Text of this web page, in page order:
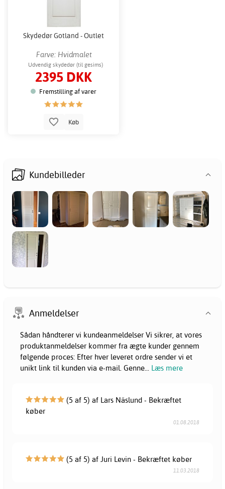
Skydedør Gotland - Outlet
Farve: Hvidmalet
Udvendig skydedør (til gesims)
2395 DKK
Fremstilling af varer
Køb
Kundebilleder
Anmeldelser
Sådan håndterer vi kundeanmeldelser Vi sikrer, at vores
produktanmeldelser kommer fra ægte kunder gennem
følgende proces: Efter hver leveret ordre sender vi et
unikt link til kunden via e-mail. Genne... Læs mere
(5 af 5) af Lars Näslund - Bekræftet
køber
01.08.2018
(5 af 5) af Juri Levin - Bekræftet køber
11.03.2018